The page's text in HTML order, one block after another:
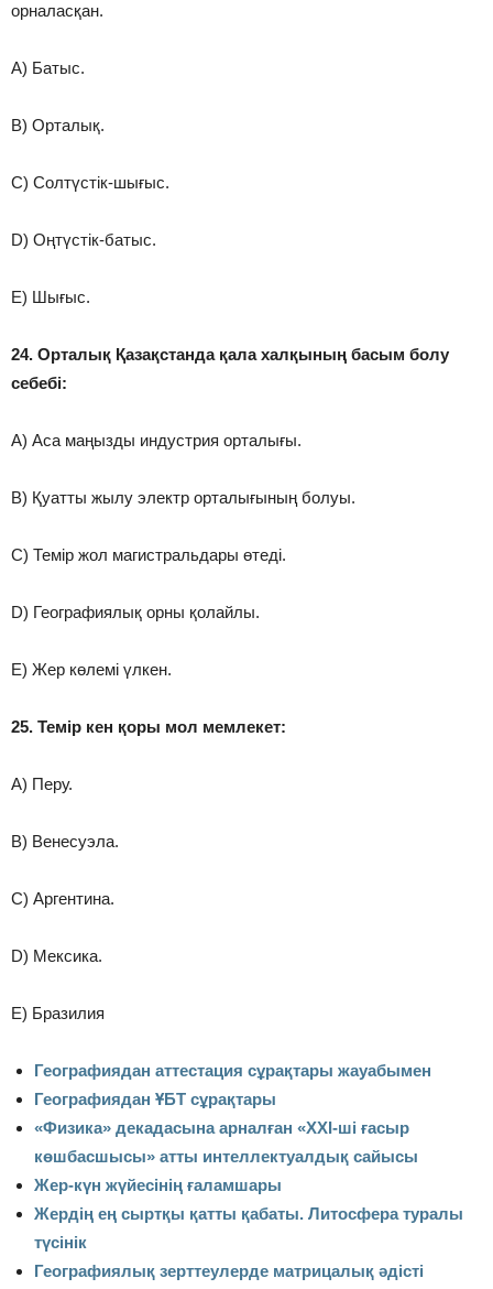
орналасқан.
A) Батыс.
B) Орталық.
C) Солтүстік-шығыс.
D) Оңтүстік-батыс.
E) Шығыс.
24. Орталық Қазақстанда қала халқының басым болу
себебі:
A) Аса маңызды индустрия орталығы.
B) Қуатты жылу электр орталығының болуы.
C) Темір жол магистральдары өтеді.
D) Географиялық орны қолайлы.
E) Жер көлемі үлкен.
25. Темір кен қоры мол мемлекет:
A) Перу.
B) Венесуэла.
C) Аргентина.
D) Мексика.
E) Бразилия
Географиядан аттестация сұрақтары жауабымен
Географиядан ҰБТ сұрақтары
«Физика» декадасына арналған «ХХI-ші ғасыр
көшбасшысы» атты интеллектуалдық сайысы
Жер-күн жүйесінің ғаламшары
Жердің ең сыртқы қатты қабаты. Литосфера туралы
түсінік
Географиялық зерттеулерде матрицалық әдісті